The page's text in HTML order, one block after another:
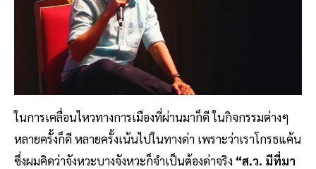
ในการเคลื่อนไหวทางการเมืองที่ผ่านมาก็ดี ในกิจกรรมต่างๆ
หลายครั้งก็ดี หลายครั้งเน้นไปในทางด่า เพราะว่าเราโกรธแค้น
ซึ่งผมคิดว่าจังหวะบางจังหวะก็จำเป็นต้องด่าจริง “ส.ว. มีที่มา